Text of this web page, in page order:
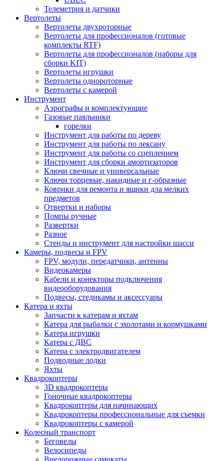
Телеметрия и датчики
Вертолеты
Вертолеты двухроторные
Вертолеты для профессионалов (готовые
комплекты RTF)
Вертолеты для профессионалов (наборы для
сборки KIT)
Вертолеты игрушки
Вертолеты однороторные
Вертолеты с камерой
Инструмент
Аэрографы и комплектующие
Газовые паяльники
горелки
Инструмент для работы по дереву
Инструмент для работы по лексану
Инструмент для работы со сцеплением
Инструмент для сборки амортизаторов
Ключи свечные и универсальные
Ключи торцевые, накидные и г-образные
Коврики для ремонта и ящики дла мелких
предметов
Отвертки и наборы
Помпы ручные
Развертки
Разное
Стенды и инструмент для настройки шасси
Камеры, подвесы и FPV
FPV, модули, передатчики, антенны
Видеокамеры
Кабели и конекторы подключения
видеооборудования
Подвесы, стедикамы и аксессуары
Катера и яхты
Запчасти к катерам и яхтам
Катера для рыбалки с эхолотами и кормушками
Катера игрушки
Катера с ДВС
Катера с электродвигателем
Подводные лодки
Яхты
Квадрокоптеры
3D квадрокоптеры
Гоночные квадрокоптеры
Квадрокоптеры для начинающих
Квадрокоптеры профессиональные для съемки
Квадрокоптеры с камерой
Колесный транспорт
Беговелы
Велосипеды
Внедорожные самокаты